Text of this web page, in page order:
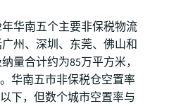
华南五个主要非保税物流
州、深圳、东莞、佛山和
量合计约为85万平方米，
华南五市非保税仓空置率
下，但数个城市空置率与